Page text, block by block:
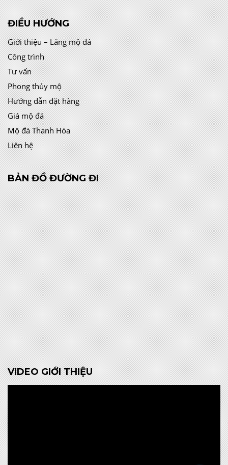
ĐIỀU HƯỚNG
Giới thiệu – Lăng mộ đá
Công trình
Tư vấn
Phong thủy mộ
Hướng dẫn đặt hàng
Giá mộ đá
Mộ đá Thanh Hóa
Liên hệ
BẢN ĐỒ ĐƯỜNG ĐI
VIDEO GIỚI THIỆU